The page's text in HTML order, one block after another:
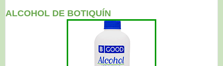
ALCOHOL DE BOTIQUÍN